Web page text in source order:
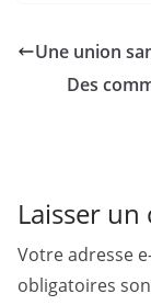
e
b
Une union
Des
Laisser
Votre adresse
obligatoires